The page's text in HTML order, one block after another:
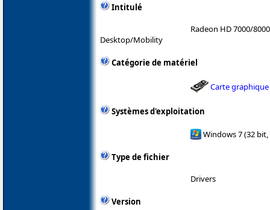
Intitulé
Radeon HD 7000/
Desktop/Mobility
Catégorie de matériel
Carte graphique
Systèmes d'exploitation
Windows 7 (32 bit,
Type de fichier
Drivers
Version